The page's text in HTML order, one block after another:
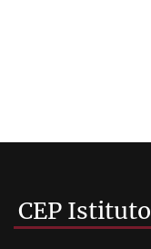
CEP Istituto